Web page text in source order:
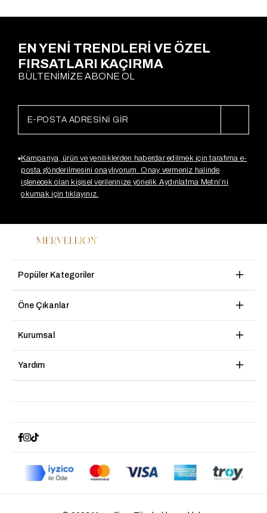
EN YENİ TRENDLERİ VE ÖZEL
FIRSATLARI KAÇIRMA
BÜLTENİMİZE ABONE OL
Kampanya, ürün ve yeniliklerden haberdar edilmek için tarafıma e-
posta gönderilmesini onaylıyorum. Onay vermeniz halinde
işlenecek olan kişisel verilerinize yönelik Aydınlatma Metni’ni
okumak için tıklayınız.
Popüler Kategoriler
Öne Çıkanlar
Kurumsal
Yardım